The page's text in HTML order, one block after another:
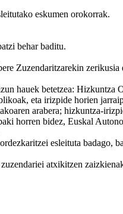
eskumen orokorrak.
behar baditu.
Zuzendaritzarekin
hauek betetzea:
eta irizpide horien
arabera; hizkuntza-
horren bidez, Euskal
esleituta badago,
atxikitzen